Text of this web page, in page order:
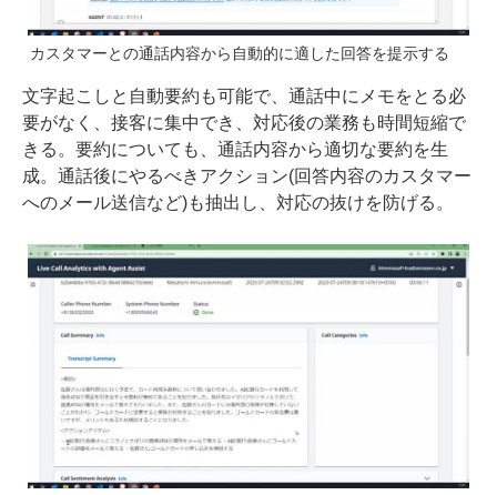
カスタマーとの通話内容から自動的に適した回答を提示する
文字起こしと自動要約も可能で、通話中にメモをとる必
要がなく、接客に集中でき、対応後の業務も時間短縮で
きる。要約についても、通話内容から適切な要約を生
成。通話後にやるべきアクション(回答内容のカスタマー
へのメール送信など)も抽出し、対応の抜けを防げる。